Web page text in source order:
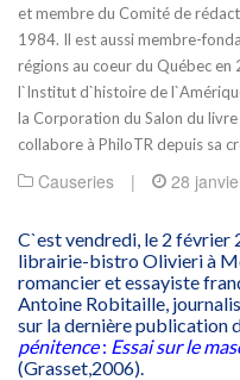
et membre du Comité de
1984. Il est aussi membre-
régions au coeur du Québec
l`Institut d`histoire de
la Corporation du Salon du
collabore à PhiloTR depuis sa
Causeries | 28
C`est vendredi, le 2 février
librairie-bistro Olivieri à
romancier et essayiste
Antoine Robitaille,
sur la dernière publication
pénitence: Essai sur le
(Grasset,2006).